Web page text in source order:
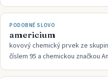
PODOBNÉ SLOVO
americium
kovový chemický prvek ze
číslem 95 a chemickou značkou